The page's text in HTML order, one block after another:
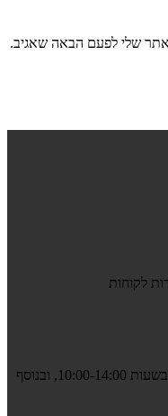
שלי לפעם הבאה שאגיב.
): א-ו בשעות 10:00-14:00, ובנוסף